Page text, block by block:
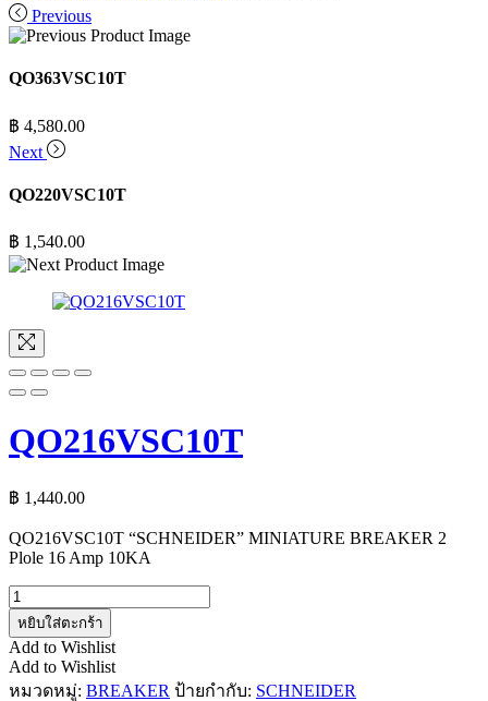
Previous
QO363VSC10T
฿ 4,580.00
Next
QO220VSC10T
฿ 1,540.00
QO216VSC10T
฿ 1,440.00
QO216VSC10T “SCHNEIDER” MINIATURE BREAKER 2
Plole 16 Amp 10KA
จำนวน
QO216VSC10T
ชิ้น
หยิบใส่ตะกร้า
Add to Wishlist
Add to Wishlist
หมวดหมู่: BREAKER ป้ายกำกับ: SCHNEIDER